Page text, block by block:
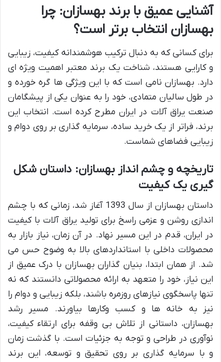
آشنایی عمیق با برند بهسازان: چرا
بهسازان انتخاب برتر است؟
برای کسانی که به دنبال ترکیب هوشمندانه کیفیت، زیبایی
و کارایی هستند، شناخت یک برند معتبر اهمیت ویژه ای
دارد. بهسازان نامی است که با این ویژگی ها گره خورده و
در طول سالیان متمادی، خود را به عنوان یکی از پیشگامان
صنعت یراق آلات در ایران مطرح کرده است. انتخاب این
برند، فراتر از یک خرید ساده، سرمایه گذاری بر روی دوام و
زیبایی فضاهای شماست.
تاریخچه و چشم انداز بهسازان: داستان شکل
گیری یک کیفیت
داستان بهسازان از سال 1393 آغاز شد، زمانی که با چشم
اندازی روشن و عزمی راسخ برای تولید یراق آلات با کیفیت
در ایران، قدم در این مسیر نهاد. در آن زمان، نیاز بازار به
محصولات داخلی با استانداردهای بالا به وضوح حس می
شد. از همان ابتدا، بنیان گذاران بهسازان با درک عمیق از
این نیاز، خود را متعهد به ارائه محصولاتی دانستند که نه
تنها پاسخگوی نیازهای روزمره باشند، بلکه زیبایی و دوام را
نیز به خانه ها و کسب وکارها بیاورند. مسیر رشد
بهسازان، داستانی از تلاش بی وقفه برای ارتقاء کیفیت،
نوآوری در طراحی و توجه به جزئیات است. با گذشت زمان
و با سرمایه گذاری بر روی تحقیق و توسعه، این برند